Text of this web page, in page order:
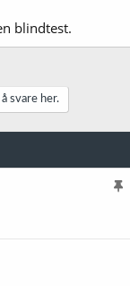
blindtest.
svare her.
K